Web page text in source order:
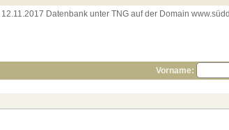
12.11.2017 Datenbank unter TNG auf der Domain
Vorname: